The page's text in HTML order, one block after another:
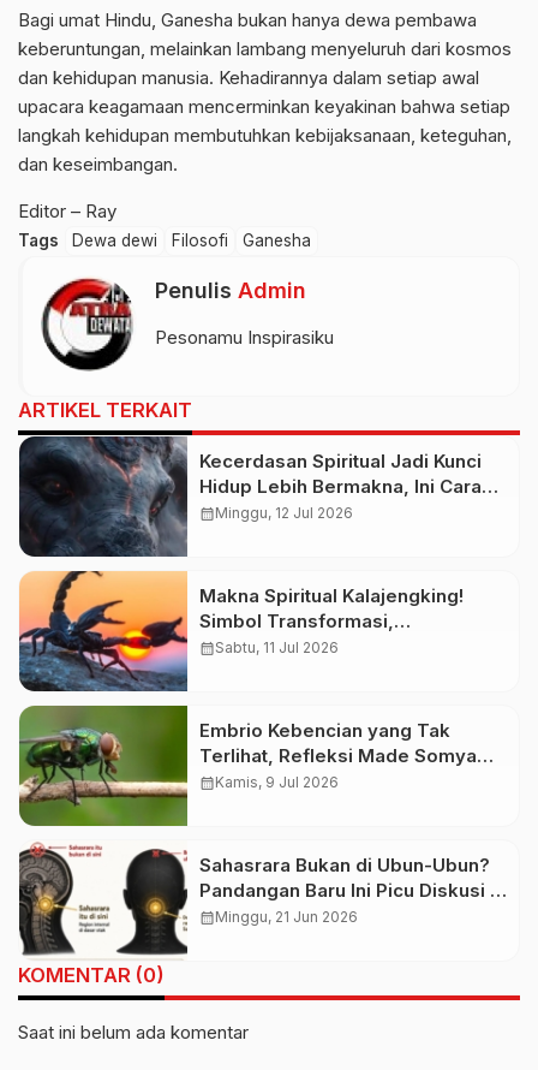
Bagi umat Hindu, Ganesha bukan hanya dewa pembawa
keberuntungan, melainkan lambang menyeluruh dari kosmos
dan kehidupan manusia. Kehadirannya dalam setiap awal
upacara keagamaan mencerminkan keyakinan bahwa setiap
langkah kehidupan membutuhkan kebijaksanaan, keteguhan,
dan keseimbangan.
Editor – Ray
Tags Dewa dewi Filosofi Ganesha
Penulis Admin
Pesonamu Inspirasiku
ARTIKEL TERKAIT
Kecerdasan Spiritual Jadi Kunci
Hidup Lebih Bermakna, Ini Cara
Melatihnya agar Lebih Tenang
calendar_monthMinggu, 12 Jul 2026
Makna Spiritual Kalajengking!
Simbol Transformasi,
Perlindungan, atau Pertanda
calendar_monthSabtu, 11 Jul 2026
Embrio Kebencian yang Tak
Terlihat, Refleksi Made Somya
Putra tentang Luka yang Tumbuh
calendar_monthKamis, 9 Jul 2026
Sahasrara Bukan di Ubun-Ubun?
Pandangan Baru Ini Picu Diskusi di
Kalangan Spiritual
calendar_monthMinggu, 21 Jun 2026
KOMENTAR (0)
Saat ini belum ada komentar